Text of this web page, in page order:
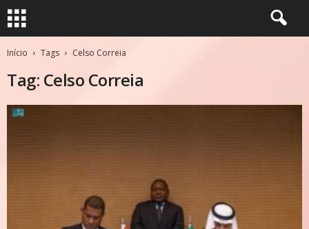
Início Tags Celso Correia
Tag: Celso Correia